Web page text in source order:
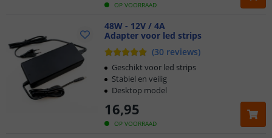
OP VOORRAAD
48W - 12V / 4A
Adapter voor led strips
(30 reviews)
OP VOORRAAD
16,95
Geschikt voor led strips
Stabiel en veilig
Desktop model